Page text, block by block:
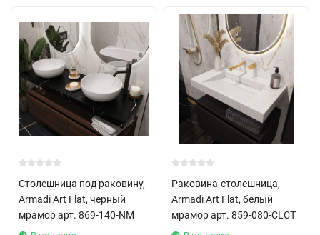
Столешница под раковину,
Armadi Art Flat, черный
мрамор арт. 869-140-NM
Раковина-столешница,
Armadi Art Flat, белый
мрамор арт. 859-080-CLCT